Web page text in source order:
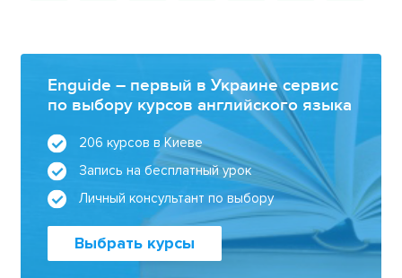
Enguide – первый в Украине сервис
по выбору курсов английского языка
206 курсов в Киеве
Запись на бесплатный урок
Личный консультант по выбору
Выбрать курсы